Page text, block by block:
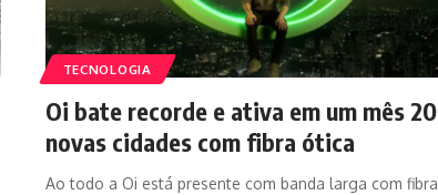
TECNOLOGIA
Oi bate recorde e ativa em um mês 20
novas cidades com fibra ótica
Ao todo a Oi está presente com banda larga com fibra